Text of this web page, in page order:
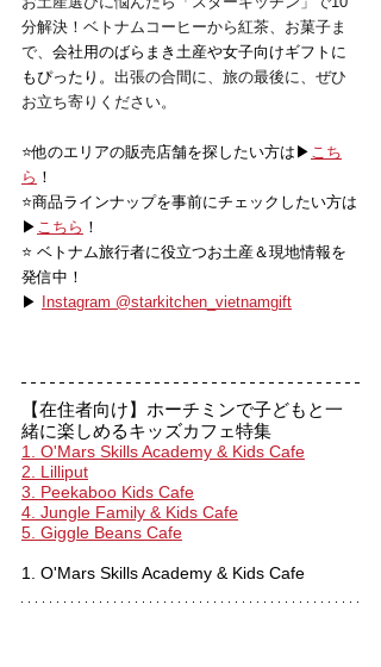
分解決！ベトナムコーヒーから紅茶、お菓子ま
で、 会社用のばらまき土産や女子向けギフトに
もぴったり。 出張の合間に、旅の最後に、ぜひ
お立ち寄りください。
⭐️他のエリアの販売店舗を探したい方は▶ こち
ら ！
⭐️商品ラインナップを事前にチェックしたい方は
▶ こちら ！
⭐️ ベトナム旅行者に役立つお土産＆現地情報を
発信中！
▶
Instagram @starkitchen_vietnamgift
【在住者向け】ホーチミンで子どもと一
緒に楽しめるキッズカフェ特集
1. O'Mars Skills Academy & Kids Cafe
2. Lilliput
3. Peekaboo Kids Cafe
4. Jungle Family & Kids Cafe
5. Giggle Beans Cafe
1. O'Mars Skills Academy & Kids Cafe